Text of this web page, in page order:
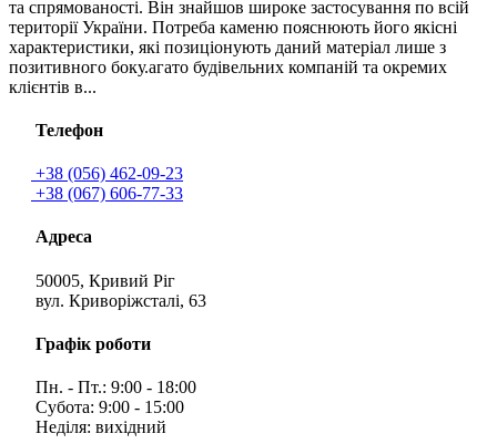
та спрямованості. Він знайшов широке застосування по всій
території України. Потреба каменю пояснюють його якісні
характеристики, які позиціонують даний матеріал лише з
позитивного боку.агато будівельних компаній та окремих
клієнтів в...
Телефон
+38 (056) 462-09-23
+38 (067) 606-77-33
Адреса
50005, Кривий Ріг
вул. Криворіжсталі, 63
Графік роботи
Пн. - Пт.: 9:00 - 18:00
Субота: 9:00 - 15:00
Неділя: вихідний